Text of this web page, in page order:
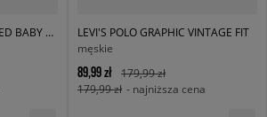
LEVI'S T-SHIRT SS RELAXED BABY TAB T NEUTRALS
LEVI'S POLO GRAPHIC VINTAGE FIT
męskie
89,99 zł
179,99 zł
179,99 zł - najniższa cena